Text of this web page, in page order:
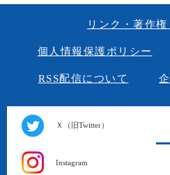
リンク・著作
個人情報保護ポリシー
RSS配信について
Ｘ（旧Twitter）
Instagram